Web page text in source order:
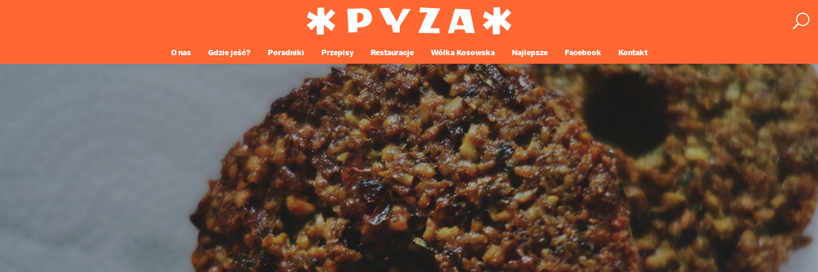
O nas Gdzie jeść? Poradniki Przepisy Restauracje Wólka Kosowska Najlepsze Facebook Kontakt